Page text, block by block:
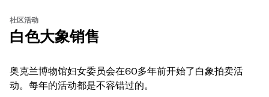
社区活动
白色大象销售
奥克兰博物馆妇女委员会在60多年前开始了白象拍卖活
动。每年的活动都是不容错过的。